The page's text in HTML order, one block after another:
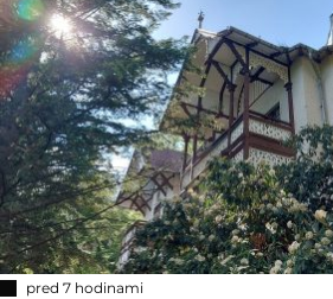
pred 7 hodinami